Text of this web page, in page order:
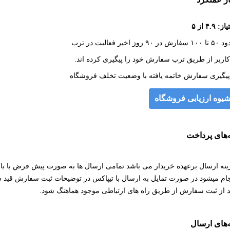
۴.۹ از ۵
۹۰ روز اخیر فعالیت در ترب
شیوه ارزیابی فروشگاه
پرداخت
هزینه ارسال برعهده خریدار می باشد تمامی ارسال ها به صورت پیش فرض
میشود در صورت تمایل به ارسال با تیپاکس در توضیحات ثبت سفارش قید
از ثبت سفارش از طریق راه های ارتباطی موجود هماهنگ شود.
ارسال